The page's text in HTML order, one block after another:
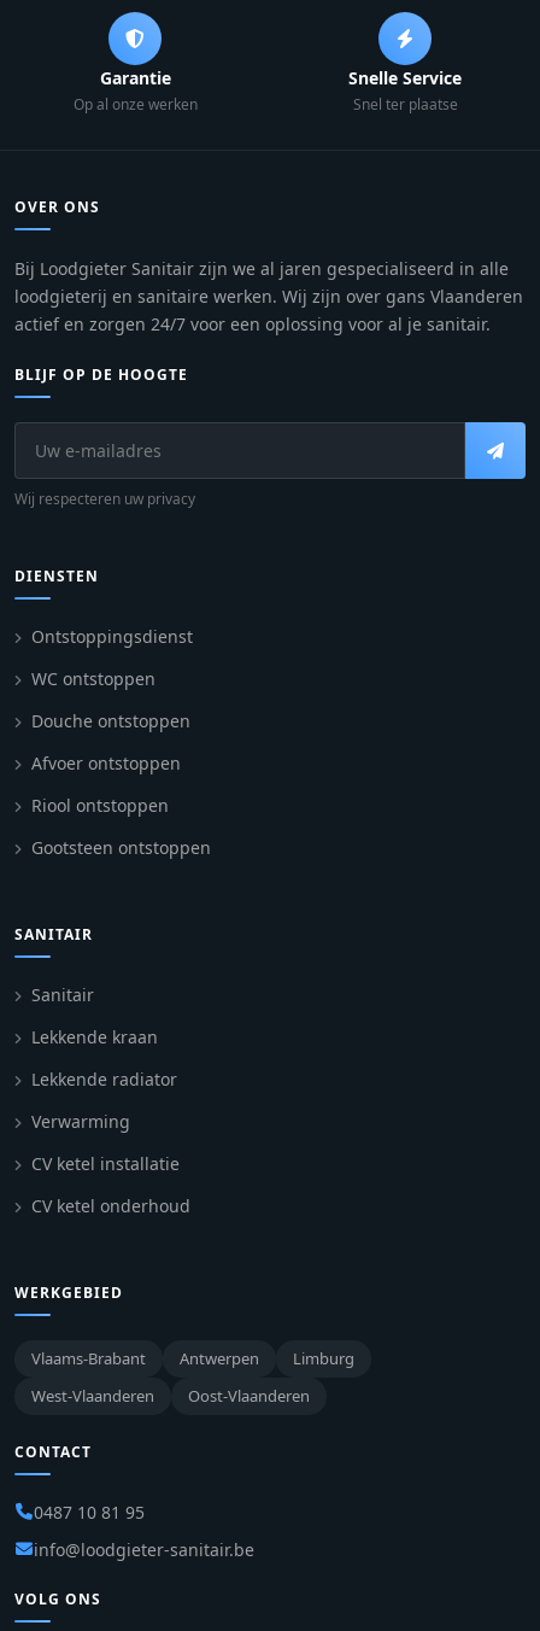
Garantie
Op al onze werken
Snelle Service
Snel ter plaatse
OVER ONS
Bij Loodgieter Sanitair zijn we al jaren gespecialiseerd in alle
loodgieterij en sanitaire werken. Wij zijn over gans Vlaanderen
actief en zorgen 24/7 voor een oplossing voor al je sanitair.
BLIJF OP DE HOOGTE
Wij respecteren uw privacy
DIENSTEN
Ontstoppingsdienst
WC ontstoppen
Douche ontstoppen
Afvoer ontstoppen
Riool ontstoppen
Gootsteen ontstoppen
SANITAIR
Sanitair
Lekkende kraan
Lekkende radiator
Verwarming
CV ketel installatie
CV ketel onderhoud
WERKGEBIED
Vlaams-Brabant Antwerpen
Limburg
West-Vlaanderen
Oost-Vlaanderen
CONTACT
0487 10 81 95
info@loodgieter-sanitair.be
VOLG ONS